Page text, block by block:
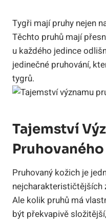
Tygři mají pruhy nejen
Těchto pruhů mají
u každého jedince
jedinečné pruhování,
tygrů.
Tajemství
Pruhovaný kožich je
nejcharakterističtějších
Ale kolik pruhů má
být překvapivě